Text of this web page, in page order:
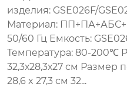
изделия: GSE026F/
Материал:
50/60 Гц Емкость:
Температура: 80-200℃
32,3х28,3х27 см Размер
28,6 x 27,3 см 32...